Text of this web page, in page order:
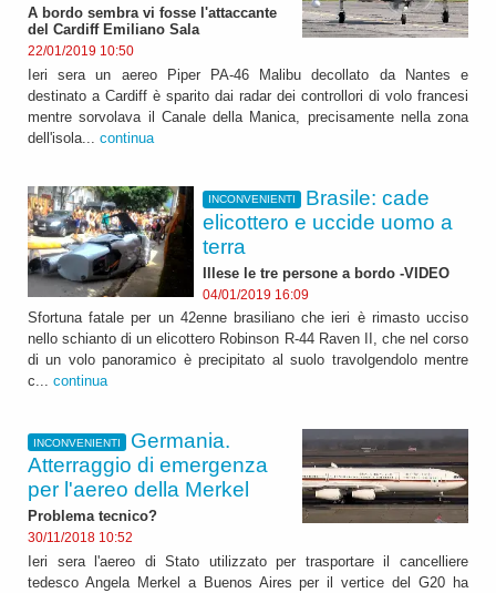
A bordo sembra vi fosse l'attaccante
del Cardiff Emiliano Sala
22/01/2019 10:50
Ieri sera un aereo Piper PA-46 Malibu decollato da Nantes e
destinato a Cardiff è sparito dai radar dei controllori di volo francesi
mentre sorvolava il Canale della Manica, precisamente nella zona
dell'isola... continua
INCONVENIENTI
Brasile: cade
elicottero e uccide uomo a
terra
Illese le tre persone a bordo -VIDEO
04/01/2019 16:09
Sfortuna fatale per un 42enne brasiliano che ieri è rimasto ucciso
nello schianto di un elicottero Robinson R-44 Raven II, che nel corso
di un volo panoramico è precipitato al suolo travolgendolo mentre
c... continua
INCONVENIENTI
Germania.
Atterraggio di emergenza
per l'aereo della Merkel
Problema tecnico?
30/11/2018 10:52
Ieri sera l'aereo di Stato utilizzato per trasportare il cancelliere
tedesco Angela Merkel a Buenos Aires per il vertice del G20 ha